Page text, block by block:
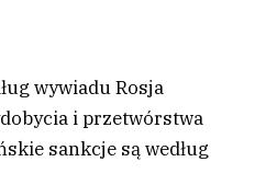
wywiadu Rosja
i przetwórstwa
sankcje są według